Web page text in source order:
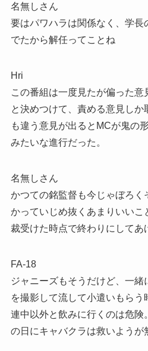
名無しさん
要はパワハラは関係なく、学長
でたから解任ってことね
Hri
この番組は一度見たが偏った
と決めつけて、責める意見し
も違う意見が出るとMCが鬼の
みたいな進行だった。
名無しさん
かつての銘監督も今じゃぼろく
かっていじめ抜くあまりいいこ
裁受けた時点で終わりにしてあ
FA-18
ジャニーズもそうだけど、一
を撮影して流して小遣いもらう
連中以外と飲みに行くのは危険
の日にキャバクラは救いようが